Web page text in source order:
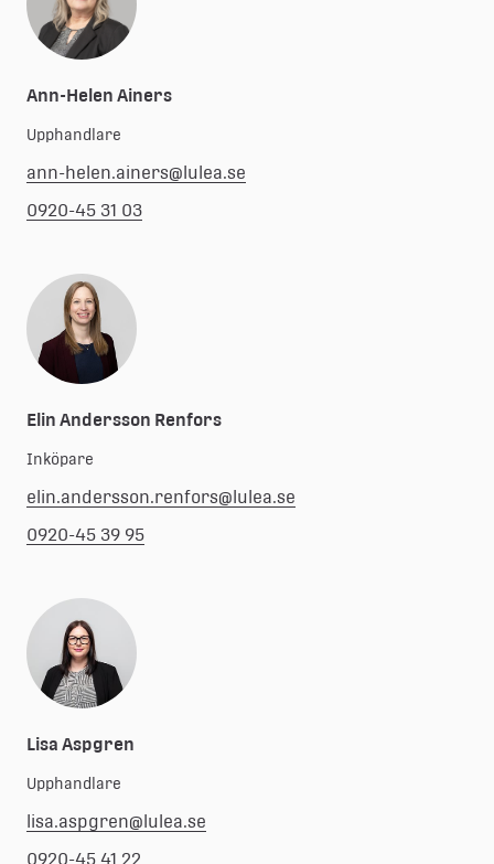
Ann-Helen Ainers
Upphandlare
ann-helen.ainers@lulea.se
0920-45 31 03
Elin Andersson Renfors
Inköpare
elin.andersson.renfors@lulea.se
0920-45 39 95
Lisa Aspgren
Upphandlare
lisa.aspgren@lulea.se
0920-45 41 22